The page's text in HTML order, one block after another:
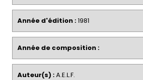
Année d'édition :1981
Année de composition :
Auteur(s) :A.E.L.F.